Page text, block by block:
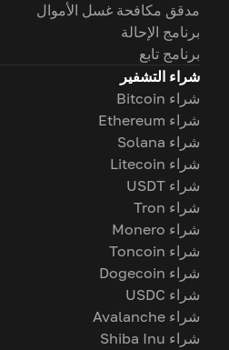
مدقق مكافحة غسل الأموال
برنامج الإحالة
برنامج تابع
شراء التشفير
شراء Bitcoin
شراء Ethereum
شراء Solana
شراء Litecoin
شراء USDT
شراء Tron
شراء Monero
شراء Toncoin
شراء Dogecoin
شراء USDC
شراء Avalanche
شراء Shiba Inu